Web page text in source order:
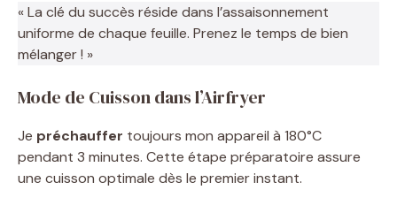
« La clé du succès réside dans l’assaisonnement
uniforme de chaque feuille. Prenez le temps de bien
mélanger ! »
Mode de Cuisson dans l’Airfryer
Je préchauffer toujours mon appareil à 180°C
pendant 3 minutes. Cette étape préparatoire assure
une cuisson optimale dès le premier instant.